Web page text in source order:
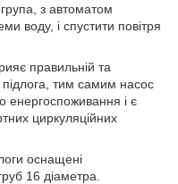
з автоматом
воду, і спустити повітря
правильній та
підлога, тим самим насос
енергоспоживання і є
циркуляційних
оснащені
16 діаметра.